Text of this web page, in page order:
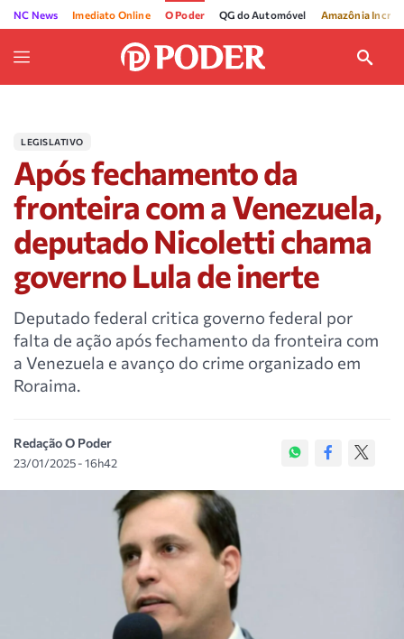
NC News Imediato Online O Poder QG do Automóvel Amazônia
LEGISLATIVO
Após fechamento da
fronteira com a Venezuela,
deputado Nicoletti chama
governo Lula de inerte
Deputado federal critica governo federal por
falta de ação após fechamento da fronteira com
a Venezuela e avanço do crime organizado em
Roraima.
Redação O Poder
23/01/2025 - 16h42